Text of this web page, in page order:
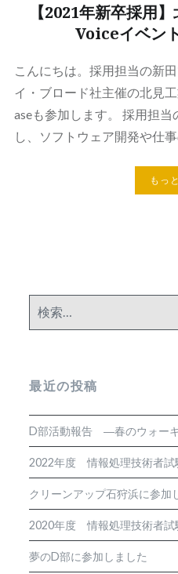
【2021年新卒採用
Voiceイベン
こんにちは。採用担当の新
イ・ブロード社主催の北見
aseも参加します。 採用担
し、ソフトウェア開発や仕
もっ
索:
最近の投稿
D部活動報告 ―春のウォー
2022年度 情報処理技術者試
クリーンアップ石狩浜に参加
2020年度 情報処理技術者試
夢のD部に参加しました